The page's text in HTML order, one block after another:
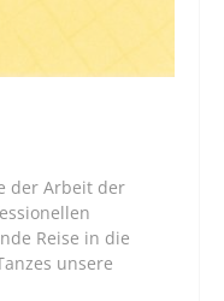
der Arbeit der
Reise in die
unsere